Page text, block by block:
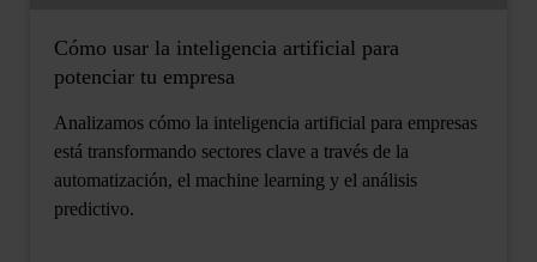
Cómo usar la inteligencia artificial para
potenciar tu empresa
Analizamos cómo la inteligencia artificial para empresas
está transformando sectores clave a través de la
automatización, el machine learning y el análisis
predictivo.